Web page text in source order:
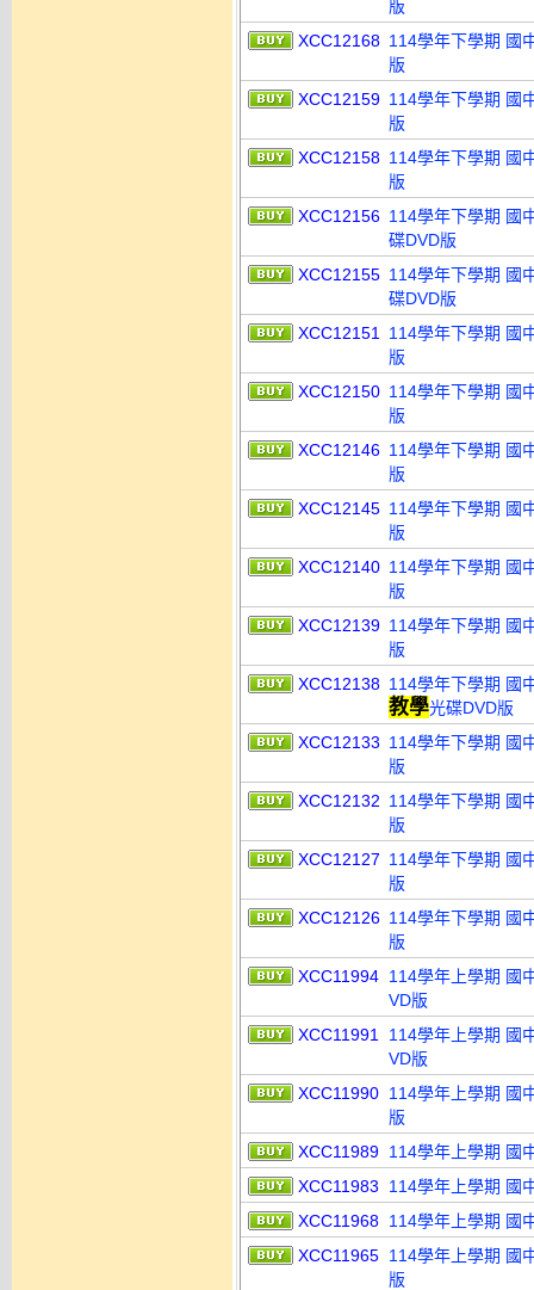
版
XCC12168 114學年下學期 國
版
XCC12159 114學年下學期 國
版
XCC12158 114學年下學期 國
版
XCC12156 114學年下學期 國
碟DVD版
XCC12155 114學年下學期 國
碟DVD版
XCC12151
114學年下學期 國
版
XCC12150 114學年下學期 國
版
XCC12146 114學年下學期 國
版
XCC12145 114學年下學期 國
版
XCC12140 114學年下學期 國
版
XCC12139 114學年下學期 國
版
XCC12138 114學年下學期 國
教學光碟DVD版
XCC12133 114學年下學期 國
版
XCC12132 114學年下學期 國
版
XCC12127 114學年下學期 國
版
XCC12126 114學年下學期 國
版
XCC11994 114學年上學期 國
VD版
XCC11991
114學年上學期 國
VD版
XCC11990 114學年上學期 國
版
XCC11989 114學年上學期 國
XCC11983
114學年上學期 國
XCC11968 114學年上學期 國
XCC11965 114學年上學期 國
版